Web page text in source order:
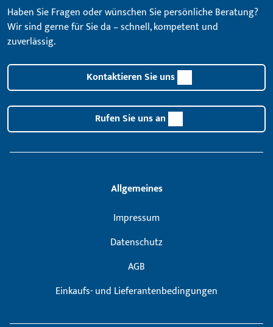
Haben Sie Fragen oder wünschen Sie persönliche Beratung?
Wir sind gerne für Sie da – schnell, kompetent und
zuverlässig.
Kontaktieren Sie uns
Rufen Sie uns an
Allgemeines
Impressum
Datenschutz
AGB
Einkaufs- und Lieferantenbedingungen